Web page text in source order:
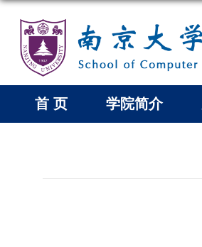
首 页 学院简介